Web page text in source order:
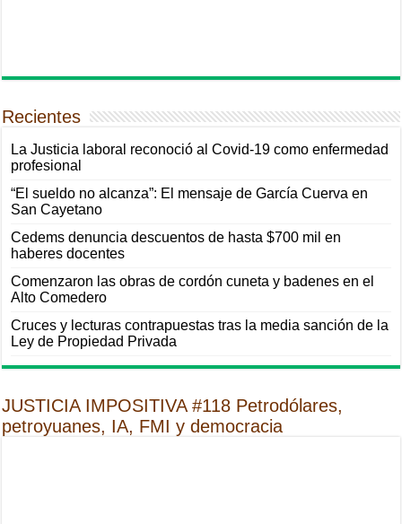
Recientes
La Justicia laboral reconoció al Covid-19 como enfermedad
profesional
“El sueldo no alcanza”: El mensaje de García Cuerva en
San Cayetano
Cedems denuncia descuentos de hasta $700 mil en
haberes docentes
Comenzaron las obras de cordón cuneta y badenes en el
Alto Comedero
Cruces y lecturas contrapuestas tras la media sanción de la
Ley de Propiedad Privada
JUSTICIA IMPOSITIVA #118 Petrodólares,
petroyuanes, IA, FMI y democracia